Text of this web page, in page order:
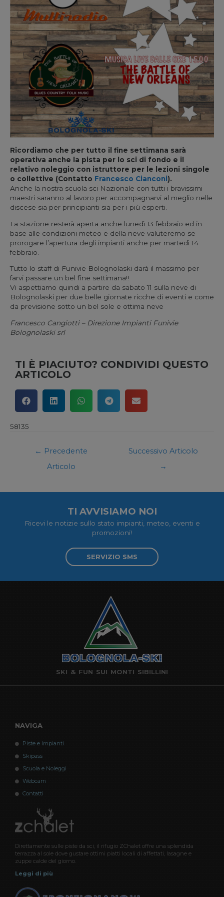
Ricordiamo che per tutto il fine settimana sarà
operativa anche la pista per lo sci di fondo e il
relativo noleggio con istruttore per le lezioni singole
o collettive (Contatto Francesco Cianconi).
Anche la nostra scuola sci Nazionale con tutti i bravissimi
maestri saranno al lavoro per accompagnarvi al meglio nelle
discese sia per principianti sia per i più esperti.
La stazione resterà aperta anche lunedì 13 febbraio ed in
base alle condizioni meteo e della neve valuteremo se
prorogare l’apertura degli impianti anche per martedì 14
febbraio.
Tutto lo staff di Funivie Bolognolaski darà il massimo per
farvi passare un bel fine settimana!!
Vi aspettiamo quindi a partire da sabato 11 sulla neve di
Bolognolaski per due belle giornate ricche di eventi e come
da previsione sotto un bel sole e ottima neve
Francesco Cangiotti – Direzione Impianti Funivie
Bolognolaski srl
TI È PIACIUTO? CONDIVIDI QUESTO
ARTICOLO
58135
← Precedente
Articolo
Successivo Articolo
→
TI AVVISIAMO NOI
Ricevi le notizie sullo stato impianti, meteo, eventi e
promozioni!
SERVIZIO SMS
SKI & FUN SUI MONTI SIBILLINI
NAVIGA
Piste e Impianti
Skipass
Scuola e Noleggi
Webcam
Contatti
Direttamente sulle piste da sci, il rifugio ZChalet offre una splendida
terrazza al sole dove gustare ottimi piatti locali di affettati, lasagne e
zuppe calde del giorno.
Leggi di più